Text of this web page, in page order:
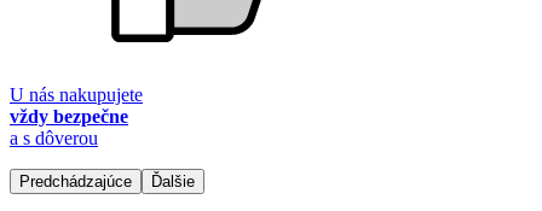
U nás nakupujete
vždy bezpečne
a s dôverou
Predchádzajúce Ďalšie